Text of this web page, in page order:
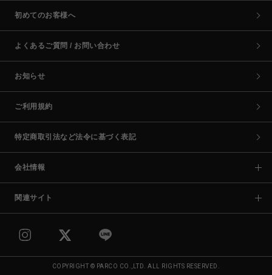
初めてのお客様へ
よくあるご質問 / お問い合わせ
お知らせ
ご利用規約
特定商取引法など法令に基づく表記
会社情報
関連サイト
COPYRIGHT © PARCO CO.,LTD. ALL RIGHTS RESERVED.